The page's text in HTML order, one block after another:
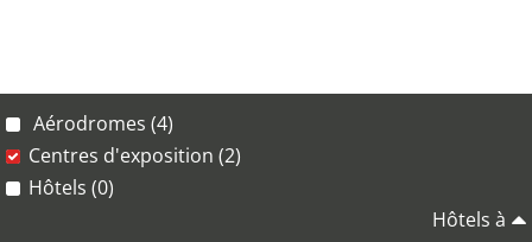
Aérodromes (4)
Centres d'exposition (2)
Hôtels (0)
Hôtels à